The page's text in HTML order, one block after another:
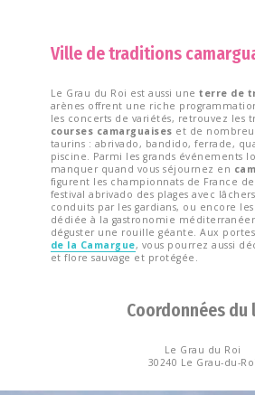
Ville de traditions
Le Grau du Roi est aussi uneterre de
arènes offrent une riche
les concerts de variétés, retrouvez les
courses camarguaises et de
taurins : abrivado, bandido, ferrade,
piscine. Parmi les grands événements
manquer quand vous séjournez en
figurent les championnats de France
festival abrivado des plages avec
conduits par les gardians, ou encore
dédiée à la gastronomie
déguster une rouille géante. Aux
de la Camargue, vous pourrez aussi
et flore sauvage et protégée.
Coordonnées du
Le Grau du Roi
30240 Le Grau-du-Roi